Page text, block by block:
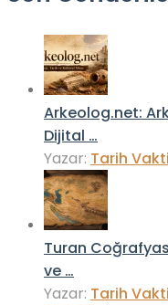
Arkeolog.net:
Dijital …
Yazar: Tarih Vakti
Turan
ve …
Yazar: Tarih Vakti